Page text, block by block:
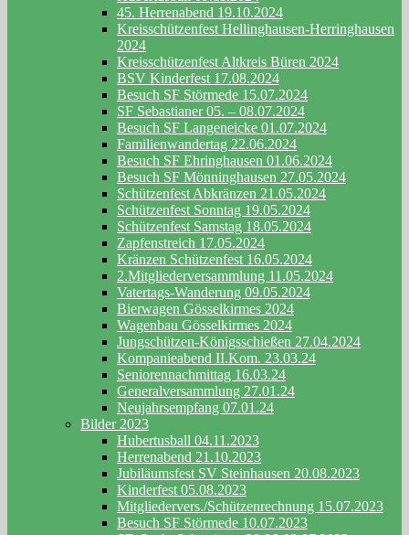
45. Herrenabend 19.10.2024
Kreisschützenfest Hellinghausen-Herringhausen
2024
Kreisschützenfest Altkreis Büren 2024
BSV Kinderfest 17.08.2024
Besuch SF Störmede 15.07.2024
SF Sebastianer 05. – 08.07.2024
Besuch SF Langeneicke 01.07.2024
Familienwandertag 22.06.2024
Besuch SF Ehringhausen 01.06.2024
Besuch SF Mönninghausen 27.05.2024
Schützenfest Abkränzen 21.05.2024
Schützenfest Sonntag 19.05.2024
Schützenfest Samstag 18.05.2024
Zapfenstreich 17.05.2024
Kränzen Schützenfest 16.05.2024
2.Mitgliederversammlung 11.05.2024
Vatertags-Wanderung 09.05.2024
Bierwagen Gösselkirmes 2024
Wagenbau Gösselkirmes 2024
Jungschützen-Königsschießen 27.04.2024
Kompanieabend II.Kom. 23.03.24
Seniorennachmittag 16.03.24
Generalversammlung 27.01.24
Neujahrsempfang 07.01.24
Bilder 2023
Hubertusball 04.11.2023
Herrenabend 21.10.2023
Jubiläumsfest SV Steinhausen 20.08.2023
Kinderfest 05.08.2023
Mitgliedervers./Schützenrechnung 15.07.2023
Besuch SF Störmede 10.07.2023